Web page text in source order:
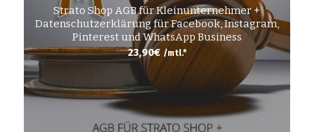
Strato Shop AGB für Kleinunternehmer +
Datenschutzerklärung für Facebook, Instagram,
Pinterest und WhatsApp Business
23,90€ /mtl.*